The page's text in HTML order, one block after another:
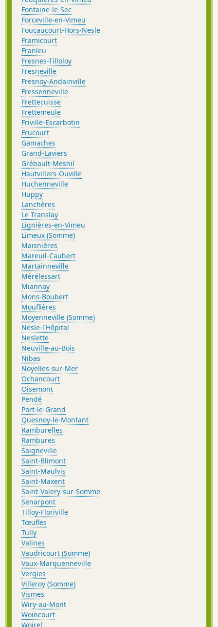
Fontaine-le-Sec
Forceville-en-Vimeu
Foucaucourt-Hors-Nesle
Framicourt
Franleu
Fresnes-Tilloloy
Fresneville
Fresnoy-Andainville
Fressenneville
Frettecuisse
Frettemeule
Friville-Escarbotin
Frucourt
Gamaches
Grand-Laviers
Grébault-Mesnil
Hautvillers-Ouville
Huchenneville
Huppy
Lanchères
Le Translay
Lignières-en-Vimeu
Limeux (Somme)
Maisnières
Mareuil-Caubert
Martainneville
Mérélessart
Miannay
Mons-Boubert
Mouflières
Moyenneville (Somme)
Nesle-l'Hôpital
Neslette
Neuville-au-Bois
Nibas
Noyelles-sur-Mer
Ochancourt
Oisemont
Pendé
Port-le-Grand
Quesnoy-le-Montant
Ramburelles
Rambures
Saigneville
Saint-Blimont
Saint-Maulvis
Saint-Maxent
Saint-Valery-sur-Somme
Senarpont
Tilloy-Floriville
Tœufles
Tully
Valines
Vaudricourt (Somme)
Vaux-Marquenneville
Vergies
Villeroy (Somme)
Vismes
Wiry-au-Mont
Woincourt
Woirel